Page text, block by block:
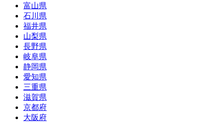
富山県
石川県
福井県
山梨県
長野県
岐阜県
静岡県
愛知県
三重県
滋賀県
京都府
大阪府